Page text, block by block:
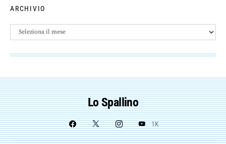
ARCHIVIO
Archivio
Lo Spallino
1K